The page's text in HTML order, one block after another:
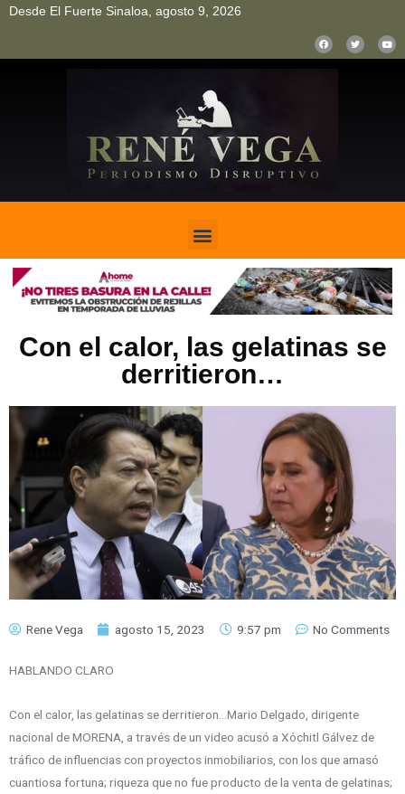
Desde El Fuerte Sinaloa, agosto 9, 2026
Con el calor, las gelatinas se
derritieron…
Rene Vega agosto 15, 2023 9:57 pm No Comments
HABLANDO CLARO
Con el calor, las gelatinas se derritieron…Mario Delgado, dirigente
nacional de MORENA, a través de un video acusó a Xóchitl Gálvez de
tráfico de influencias con proyectos inmobiliarios, con los que amasó
cuantiosa fortuna; riqueza que no fue producto de la venta de gelatinas;